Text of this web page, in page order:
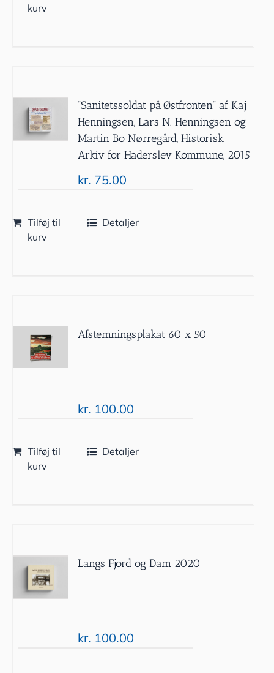
kurv
”Sanitetssoldat på Østfronten” af Kaj
Henningsen, Lars N. Henningsen og
Martin Bo Nørregård, Historisk
Arkiv for Haderslev Kommune, 2015
kr. 75.00
Tilføj til
kurv
Detaljer
Afstemningsplakat 60 x 50
kr. 100.00
Tilføj til
kurv
Detaljer
Langs Fjord og Dam 2020
kr. 100.00